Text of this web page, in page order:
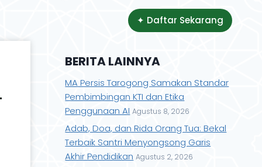
✦ Daftar Sekarang
BERITA LAINNYA
MA Persis Tarogong Samakan Standar
Pembimbingan KTI dan Etika
Penggunaan AI Agustus 8, 2026
Adab, Doa, dan Rida Orang Tua: Bekal
Terbaik Santri Menyongsong Garis
Akhir Pendidikan Agustus 2, 2026